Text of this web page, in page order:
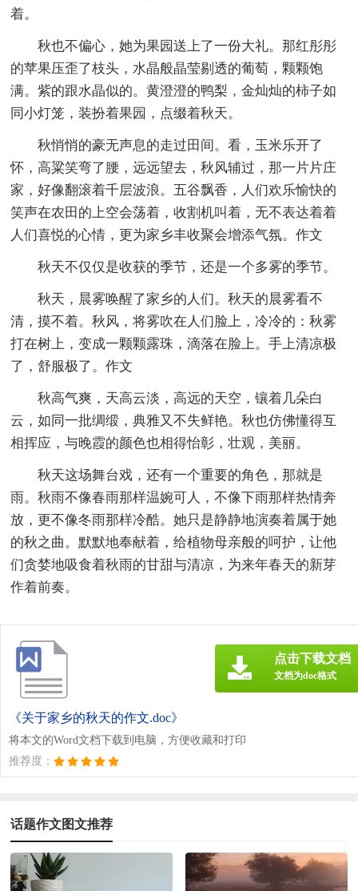
着。
秋也不偏心，她为果园送上了一份大礼。那红彤彤
的苹果压歪了枝头，水晶般晶莹剔透的葡萄，颗颗饱
满。紫的跟水晶似的。黄澄澄的鸭梨，金灿灿的柿子如
同小灯笼，装扮着果园，点缀着秋天。
秋悄悄的豪无声息的走过田间。看，玉米乐开了
怀，高粱笑弯了腰，远远望去，秋风辅过，那一片片庄
家，好像翻滚着千层波浪。五谷飘香，人们欢乐愉快的
笑声在农田的上空会荡着，收割机叫着，无不表达着着
人们喜悦的心情，更为家乡丰收聚会增添气氛。作文
秋天不仅仅是收获的季节，还是一个多雾的季节。
秋天，晨雾唤醒了家乡的人们。秋天的晨雾看不
清，摸不着。秋风，将雾吹在人们脸上，冷冷的：秋雾
打在树上，变成一颗颗露珠，滴落在脸上。手上清凉极
了，舒服极了。作文
秋高气爽，天高云淡，高远的天空，镶着几朵白
云，如同一批绸缎，典雅又不失鲜艳。秋也仿佛懂得互
相挥应，与晚霞的颜色也相得怡彰，壮观，美丽。
秋天这场舞台戏，还有一个重要的角色，那就是
雨。秋雨不像春雨那样温婉可人，不像下雨那样热情奔
放，更不像冬雨那样冷酷。她只是静静地演奏着属于她
的秋之曲。默默地奉献着，给植物母亲般的呵护，让他
们贪婪地吸食着秋雨的甘甜与清凉，为来年春天的新芽
作着前奏。
《关于家乡的秋天的作文.doc》
将本文的Word文档下载到电脑，方便收藏和打印
推荐度：
点击下载文档
文档为doc格式
话题作文图文推荐